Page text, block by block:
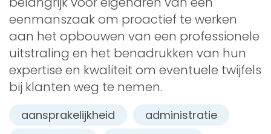
eenmanszaak om proactief te werken
aan het opbouwen van een professionele
uitstraling en het benadrukken van hun
expertise en kwaliteit om eventuele twijfels
bij klanten weg te nemen.
aansprakelijkheid
administratie